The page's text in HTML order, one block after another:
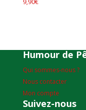
9,90€
Humour de
Qui sommes-nous ?
Nous contacter
Mon compte
Suivez-nous